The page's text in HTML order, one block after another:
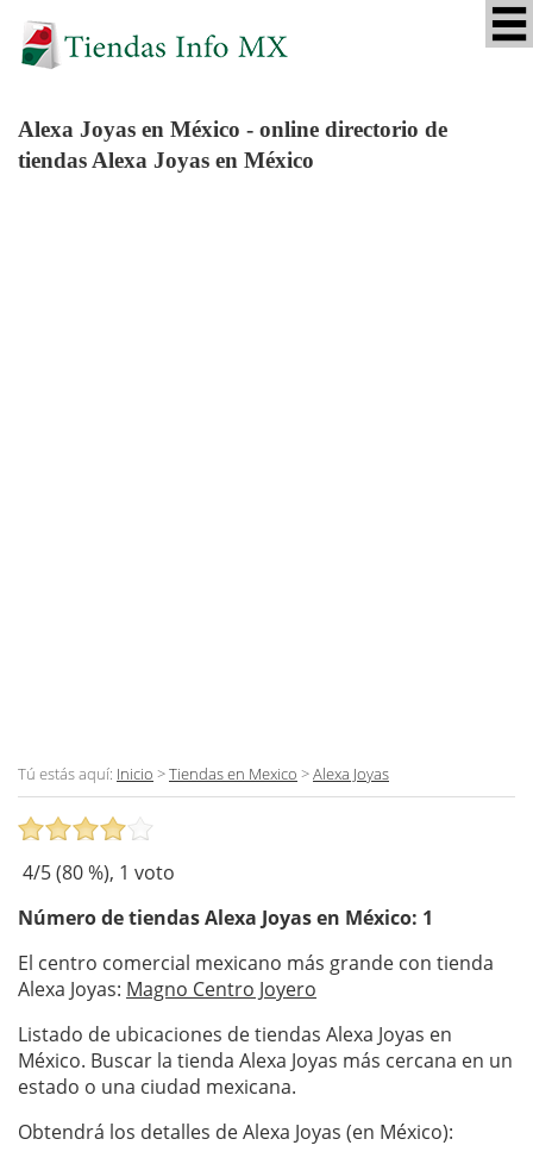
Alexa Joyas en México - online directorio de
tiendas Alexa Joyas en México
Tú estás aquí: Inicio >Tiendas en Mexico >Alexa Joyas
4/5 (80%), 1 voto
Número de tiendasAlexa Joyasen México: 1
El centro comercial mexicano más grande con tienda
Alexa Joyas: Magno Centro Joyero
Listado de ubicaciones de tiendas Alexa Joyas en
México. Buscar la tienda Alexa Joyas más cercana en un
estado o una ciudad mexicana.
Obtendrá los detalles de Alexa Joyas (en México):